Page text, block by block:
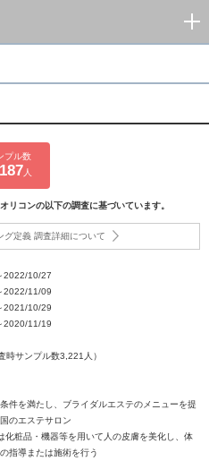
プル数
人
リコンの以下の調査に基づいています。
グ定義 調査詳細について
2022/10/27
2022/11/09
2021/10/29
2020/11/19
時サンプル数3,221人）
件を満たし、ブライダルエステのメニューを提
のエステサロン
化粧品・機器等を用いて人の皮膚を美化し、体
指導または施術を行う